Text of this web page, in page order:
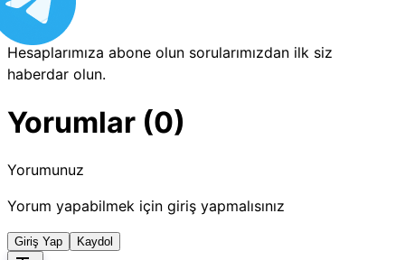
Hesaplarımıza abone olun sorularımızdan ilk siz
haberdar olun.
Yorumlar (0)
Yorumunuz
Yorum yapabilmek için giriş yapmalısınız
Giriş Yap Kaydol